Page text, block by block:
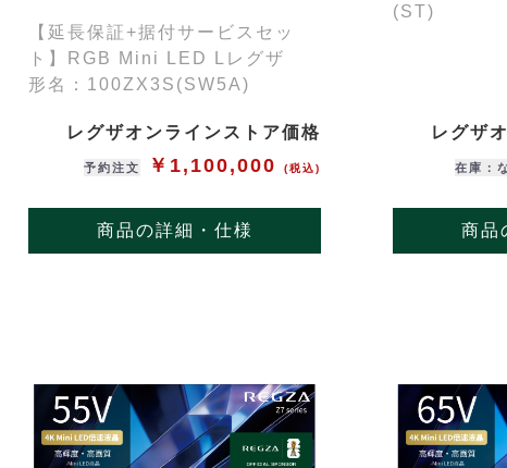
【延長保証+据付サービスセッ
ト】RGB Mini LED Lレグザ
形名：100ZX3S(SW5A)
レグザオンラインストア価格
予約注文 ￥1,100,000(税込)
商品の詳細・仕様
(ST)
レグザ
在庫：
商品